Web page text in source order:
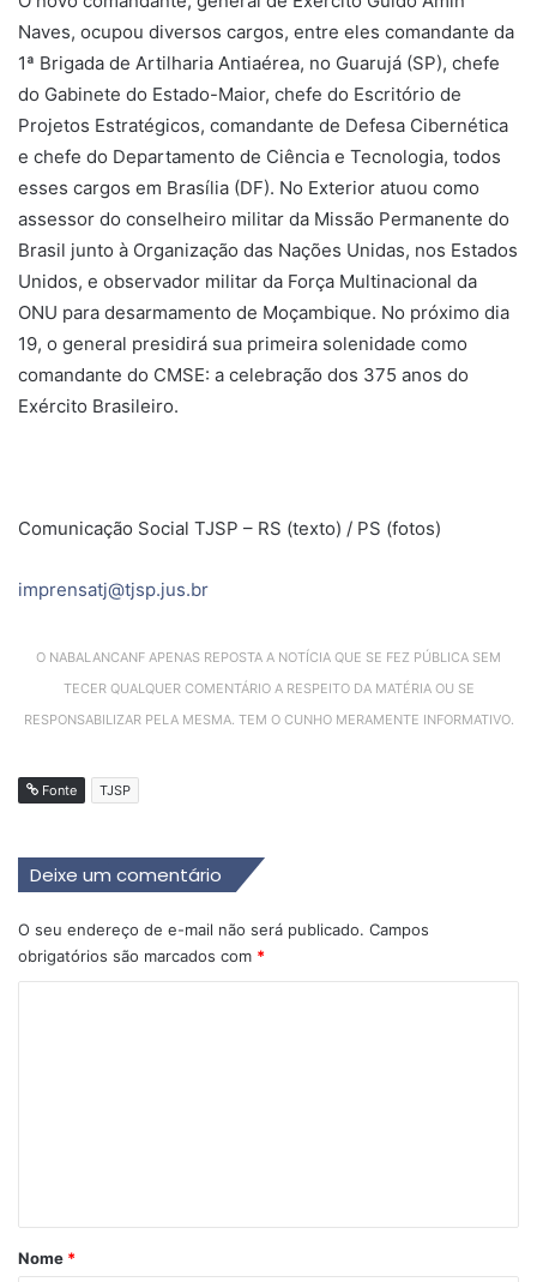
Naves, ocupou diversos cargos, entre eles comandante da
1ª Brigada de Artilharia Antiaérea, no Guarujá (SP), chefe
do Gabinete do Estado-Maior, chefe do Escritório de
Projetos Estratégicos, comandante de Defesa Cibernética
e chefe do Departamento de Ciência e Tecnologia, todos
esses cargos em Brasília (DF). No Exterior atuou como
assessor do conselheiro militar da Missão Permanente do
Brasil junto à Organização das Nações Unidas, nos Estados
Unidos, e observador militar da Força Multinacional da
ONU para desarmamento de Moçambique. No próximo dia
19, o general presidirá sua primeira solenidade como
comandante do CMSE: a celebração dos 375 anos do
Exército Brasileiro.
Comunicação Social TJSP – RS (texto) / PS (fotos)
imprensatj@tjsp.jus.br
O NABALANCANF APENAS REPOSTA A NOTÍCIA QUE SE FEZ PÚBLICA SEM
TECER QUALQUER COMENTÁRIO A RESPEITO DA MATÉRIA OU SE
RESPONSABILIZAR PELA MESMA. TEM O CUNHO MERAMENTE INFORMATIVO.
Fonte TJSP
Deixe um comentário
O seu endereço de e-mail não será publicado. Campos
obrigatórios são marcados com *
rNome *